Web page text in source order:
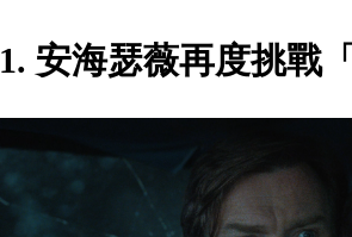
1. 安海瑟薇再度挑戰